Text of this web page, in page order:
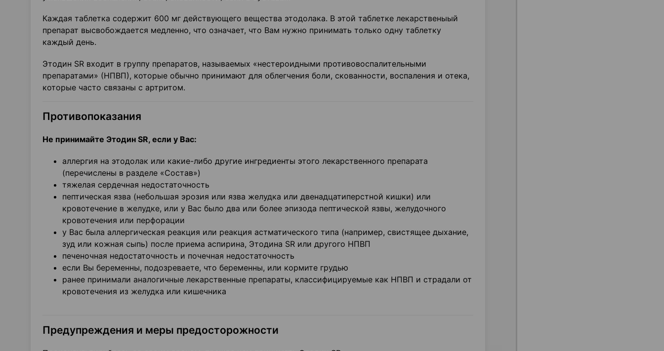
Каждая таблетка содержит 600 мг действующего вещества этодолака. В этой таблетке лекарственыый
препарат высвобождается медленно, что означает, что Вам нужно принимать только одну таблетку
каждый день.
Этодин SR входит в группу препаратов, называемых «нестероидными противовоспалительными
препаратами» (НПВП), которые обычно принимают для облегчения боли, скованности, воспаления и отека,
которые часто связаны с артритом.
Противопоказания
Не принимайте Этодин SR, если у Вас:
аллергия на этодолак или какие-либо другие ингредиенты этого лекарственного препарата
(перечислены в разделе «Состав»)
тяжелая сердечная недостаточность
пептическая язва (небольшая эрозия или язва желудка или двенадцатиперстной кишки) или
кровотечение в желудке, или у Вас было два или более эпизода пептической язвы, желудочного
кровотечения или перфорации
у Вас была аллергическая реакция или реакция астматического типа (например, свистящее дыхание,
зуд или кожная сыпь) после приема аспирина, Этодина SR или другого НПВП
печеночная недостаточность и почечная недостаточность
если Вы беременны, подозреваете, что беременны, или кормите грудью
ранее принимали аналогичные лекарственные препараты, классифицируемые как НПВП и страдали от
кровотечения из желудка или кишечника
Предупреждения и меры предосторожности